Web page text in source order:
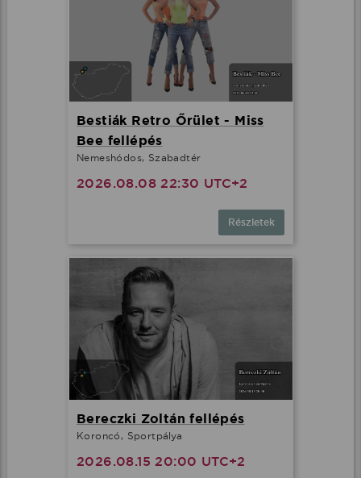
Bestiák Retro Őrület - Miss
Bee fellépés
Nemeshódos, Szabadtér
2026.08.08 22:30 UTC+2
Részletek
Bereczki Zoltán fellépés
Koroncó, Sportpálya
2026.08.15 20:00 UTC+2